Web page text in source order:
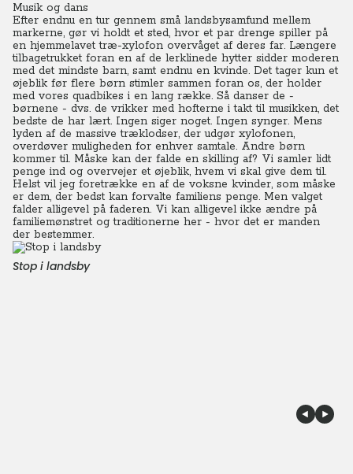
Musik og dans
Efter endnu en tur gennem små landsbysamfund mellem
markerne, gør vi holdt et sted, hvor et par drenge spiller på
en hjemmelavet træ-xylofon overvåget af deres far. Længere
tilbagetrukket foran en af de lerklinede hytter sidder moderen
med det mindste barn, samt endnu en kvinde. Det tager kun et
øjeblik før flere børn stimler sammen foran os, der holder
med vores quadbikes i en lang række. Så danser de -
børnene - dvs. de vrikker med hofterne i takt til musikken, det
bedste de har lært. Ingen siger noget. Ingen synger. Mens
lyden af de massive træklodser, der udgør xylofonen,
overdøver muligheden for enhver samtale. Andre børn
kommer til. Måske kan der falde en skilling af? Vi samler lidt
penge ind og overvejer et øjeblik, hvem vi skal give dem til.
Helst vil jeg foretrække en af de voksne kvinder, som måske
er dem, der bedst kan forvalte familiens penge. Men valget
falder alligevel på faderen. Vi kan alligevel ikke ændre på
familiemønstret og traditionerne her - hvor det er manden
der bestemmer.
Stop i landsby